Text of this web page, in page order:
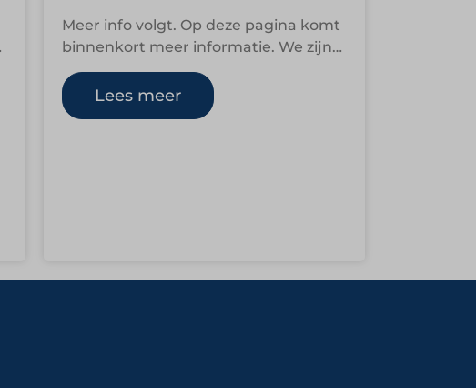
Meer info volgt. Op deze pagina komt
binnenkort meer informatie. We zijn
op dit moment namelijk nog druk
bezig om…
Lees meer